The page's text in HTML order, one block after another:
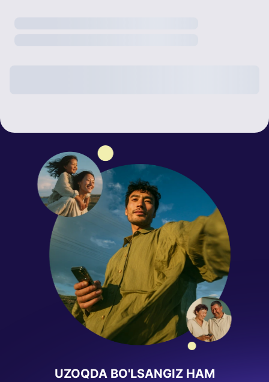
UZOQDA BO'LSANGIZ HAM